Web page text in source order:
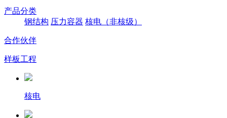
产品分类
钢结构 压力容器 核电（非核级）
合作伙伴
样板工程
核电